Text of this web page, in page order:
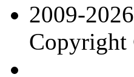
2009-